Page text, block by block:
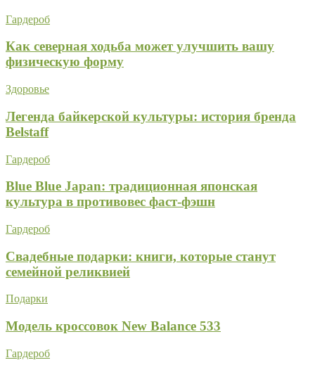
Гардероб
Как северная ходьба может улучшить вашу
физическую форму
Здоровье
Легенда байкерской культуры: история бренда
Belstaff
Гардероб
Blue Blue Japan: традиционная японская
культура в противовес фаст-фэшн
Гардероб
Свадебные подарки: книги, которые станут
семейной реликвией
Подарки
Модель кроссовок New Balance 533
Гардероб